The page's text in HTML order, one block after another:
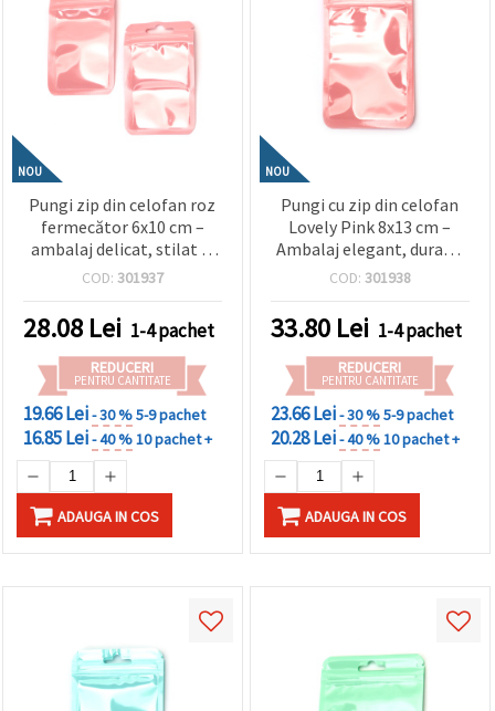
NOU
Pungi zip din celofan roz
fermecător 6x10 cm –
ambalaj delicat, stilat și
atrăgător, set de 100
COD: 301937
28.08 Lei 1-4 pachet
REDUCERI
PENTRU CANTITATE
19.66 Lei- 30 %5-9 pachet
16.85 Lei- 40 %10 pachet +
ADAUGA IN COS
NOU
Pungi cu zip din celofan
Lovely Pink 8x13 cm –
Ambalaj elegant, durabil
și atrăgător, Set de 100
și craft
COD: 301938
33.80 Lei 1-4 pachet
REDUCERI
PENTRU CANTITATE
23.66 Lei- 30 %5-9 pachet
20.28 Lei- 40 %10 pachet +
ADAUGA IN COS